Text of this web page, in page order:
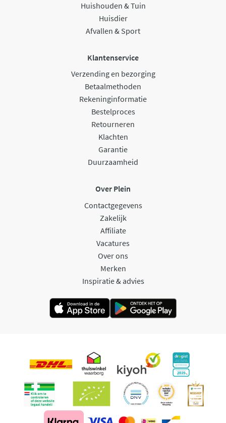
Huishouden & Tuin
Huisdier
Afvallen & Sport
Klantenservice
Verzending en bezorging
Betaalmethoden
Rekeninginformatie
Bestelproces
Retourneren
Klachten
Garantie
Duurzaamheid
Over Plein
Contactgegevens
Zakelijk
Affiliate
Vacatures
Over ons
Merken
Inspiratie & advies